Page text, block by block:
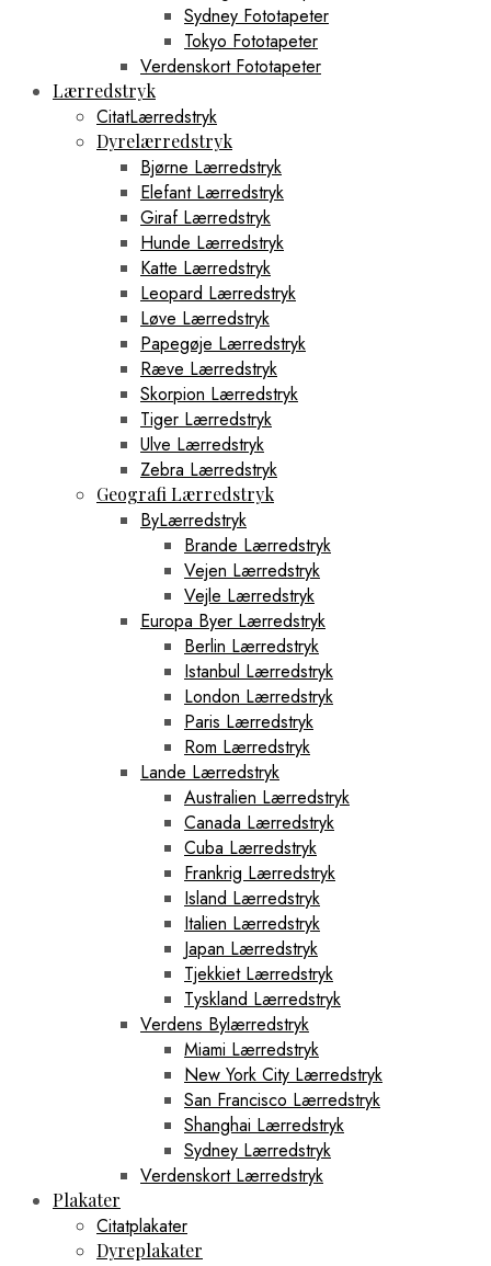
Sydney Fototapeter
Tokyo Fototapeter
Verdenskort Fototapeter
Lærredstryk
CitatLærredstryk
Dyrelærredstryk
Bjørne Lærredstryk
Elefant Lærredstryk
Giraf Lærredstryk
Hunde Lærredstryk
Katte Lærredstryk
Leopard Lærredstryk
Løve Lærredstryk
Papegøje Lærredstryk
Ræve Lærredstryk
Skorpion Lærredstryk
Tiger Lærredstryk
Ulve Lærredstryk
Zebra Lærredstryk
Geografi Lærredstryk
ByLærredstryk
Brande Lærredstryk
Vejen Lærredstryk
Vejle Lærredstryk
Europa Byer Lærredstryk
Berlin Lærredstryk
Istanbul Lærredstryk
London Lærredstryk
Paris Lærredstryk
Rom Lærredstryk
Lande Lærredstryk
Australien Lærredstryk
Canada Lærredstryk
Cuba Lærredstryk
Frankrig Lærredstryk
Island Lærredstryk
Italien Lærredstryk
Japan Lærredstryk
Tjekkiet Lærredstryk
Tyskland Lærredstryk
Verdens Bylærredstryk
Miami Lærredstryk
New York City Lærredstryk
San Francisco Lærredstryk
Shanghai Lærredstryk
Sydney Lærredstryk
Verdenskort Lærredstryk
Plakater
Citatplakater
Dyreplakater